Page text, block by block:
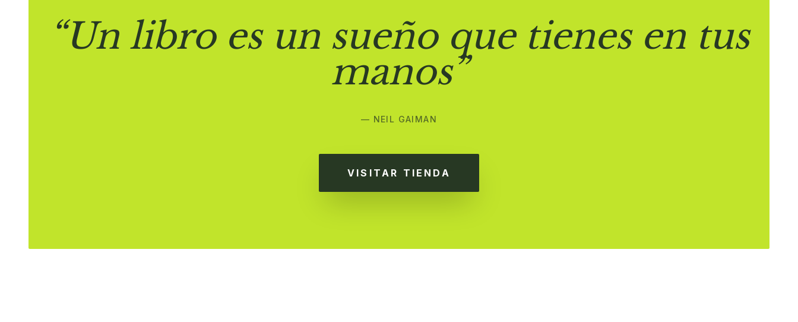
“Un libro es un sueño que tienes en tus
manos”
— NEIL GAIMAN
VISITAR TIENDA